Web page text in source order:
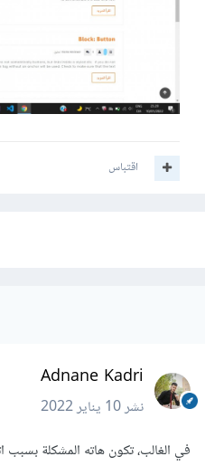
اقتباس
Adnane Kadri
نشر10 يناير 2022
في الغالب، تكون هاته المشكلة